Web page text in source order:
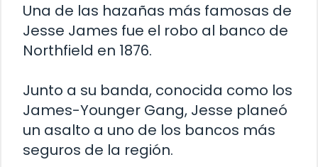
Una de las hazañas más famosas de
Jesse James fue el robo al banco de
Northfield en 1876.
Junto a su banda, conocida como los
James-Younger Gang, Jesse planeó
un asalto a uno de los bancos más
seguros de la región.